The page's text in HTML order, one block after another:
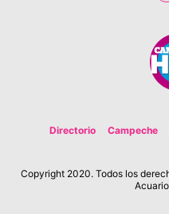
Directorio Campeche
Copyright 2020. Todos los